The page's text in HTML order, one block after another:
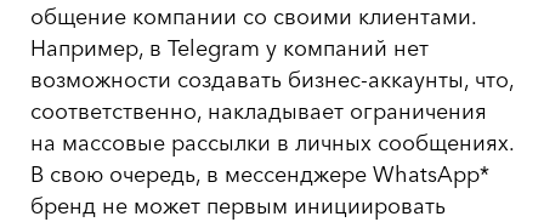
общение компании со своими клиентами.
Например, в Telegram у компаний нет
возможности создавать бизнес-аккаунты, что,
соответственно, накладывает ограничения
на массовые рассылки в личных сообщениях.
В свою очередь, в мессенджере WhatsApp*
бренд не может первым инициировать